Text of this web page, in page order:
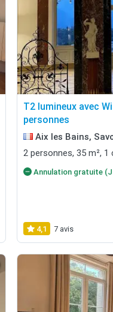
T2 lumineux avec
personnes
Aix les Bains,
2 personnes, 35 m², 1
Annulation gratuite
4,1 7 avis